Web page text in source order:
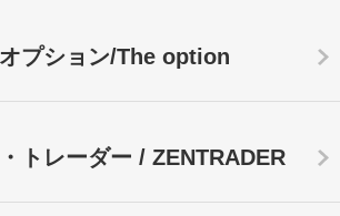
プション/The option
トレーダー / ZENTRADER